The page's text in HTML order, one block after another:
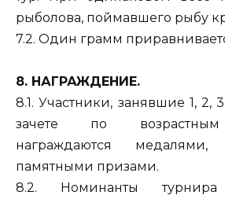
рыболова, поймавшего рыбу
7.2. Один грамм
8. НАГРАЖДЕНИЕ.
8.1. Участники, занявшие 1, 2,
зачете по возрастным
награждаются
памятными призами.
8.2. Номинанты турнира